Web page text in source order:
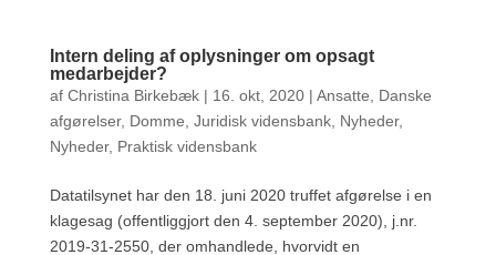
Intern deling af oplysninger om opsagt
medarbejder?
af Christina Birkebæk| 16. okt, 2020| Ansatte
Danske
afgørelser, Domme Juridisk vidensbank, Nyheder,
Nyheder, Praktisk vidensbank
Datatilsynet har den 18. juni 2020 truffet afgørelse i en
klagesag (offentliggjort den 4. september 2020), j.nr.
2019-31-2550, der omhandlede, hvorvidt en